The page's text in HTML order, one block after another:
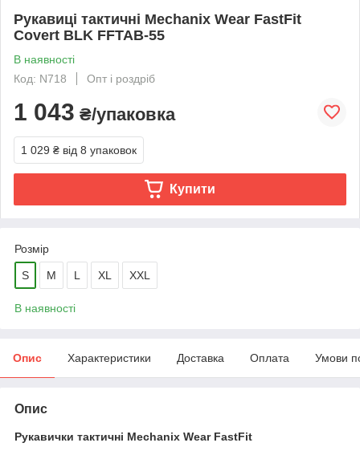
Рукавиці тактичні Mechanix Wear FastFit
Covert BLK FFTAB-55
В наявності
Код: N718
Опт і роздріб
1 043 ₴/упаковка
1 029 ₴ від 8 упаковок
Купити
Розмір
S M L XL XXL
В наявності
Опис Характеристики Доставка Оплата Умови
Опис
Рукавички тактичні Mechanix Wear FastFit